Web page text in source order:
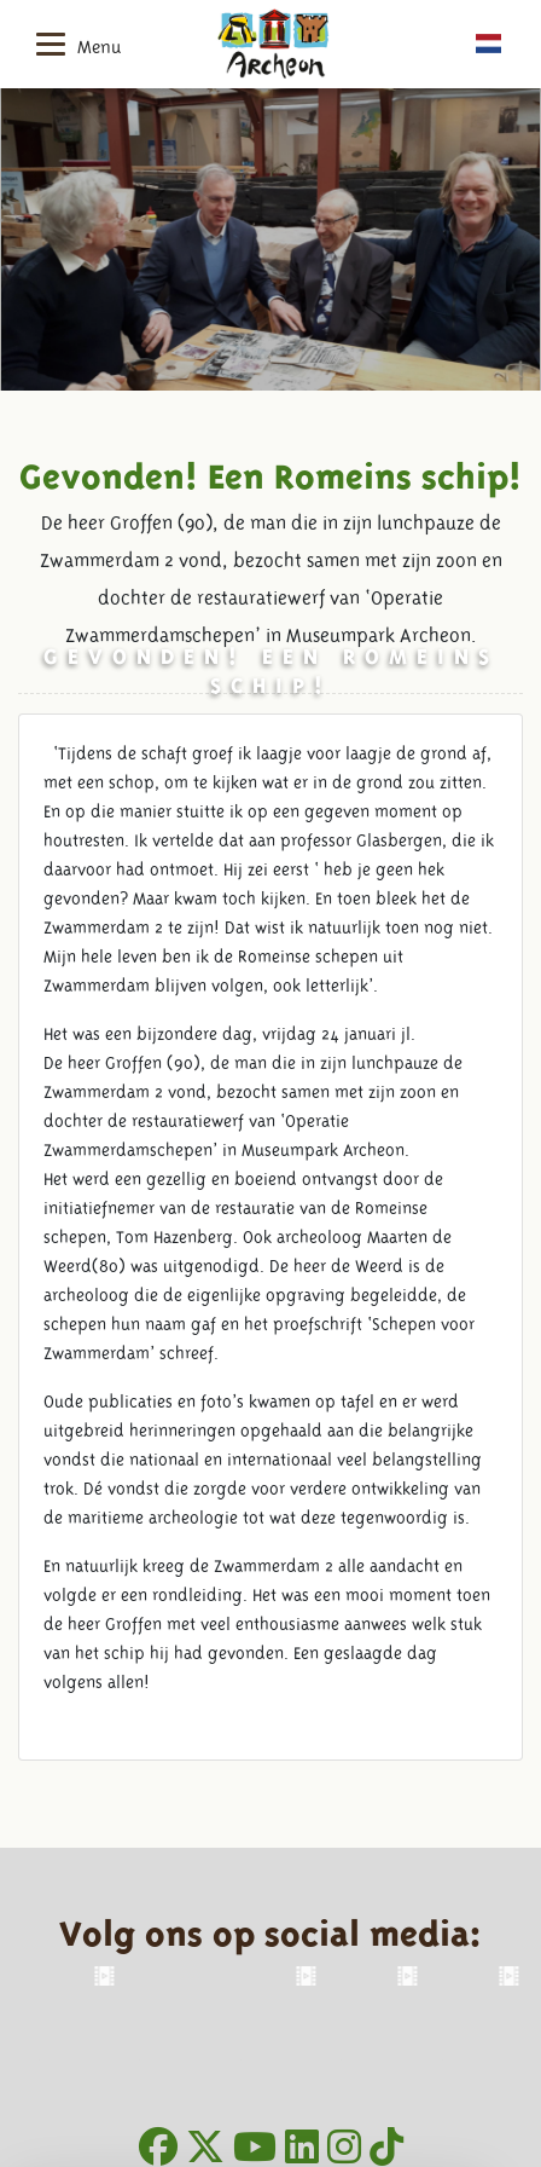
Menu
GEVONDEN! EEN ROMEINS
SCHIP!
Gevonden! Een Romeins schip!
De heer Groffen (90), de man die in zijn lunchpauze de
Zwammerdam 2 vond, bezocht samen met zijn zoon en
dochter de restauratiewerf van ‘Operatie
Zwammerdamschepen’ in Museumpark Archeon.
‘Tijdens de schaft groef ik laagje voor laagje de grond af,
met een schop, om te kijken wat er in de grond zou zitten.
En op die manier stuitte ik op een gegeven moment op
houtresten. Ik vertelde dat aan professor Glasbergen, die ik
daarvoor had ontmoet. Hij zei eerst ‘ heb je geen hek
gevonden? Maar kwam toch kijken. En toen bleek het de
Zwammerdam 2 te zijn! Dat wist ik natuurlijk toen nog niet.
Mijn hele leven ben ik de Romeinse schepen uit
Zwammerdam blijven volgen, ook letterlijk’.
Het was een bijzondere dag, vrijdag 24 januari jl.
De heer Groffen (90), de man die in zijn lunchpauze de
Zwammerdam 2 vond, bezocht samen met zijn zoon en
dochter de restauratiewerf van ‘Operatie
Zwammerdamschepen’ in Museumpark Archeon.
Het werd een gezellig en boeiend ontvangst door de
initiatiefnemer van de restauratie van de Romeinse
schepen, Tom Hazenberg. Ook archeoloog Maarten de
Weerd(80) was uitgenodigd. De heer de Weerd is de
archeoloog die de eigenlijke opgraving begeleidde, de
schepen hun naam gaf en het proefschrift ‘Schepen voor
Zwammerdam’ schreef.
Oude publicaties en foto’s kwamen op tafel en er werd
uitgebreid herinneringen opgehaald aan die belangrijke
vondst die nationaal en internationaal veel belangstelling
trok. Dé vondst die zorgde voor verdere ontwikkeling van
de maritieme archeologie tot wat deze tegenwoordig is.
En natuurlijk kreeg de Zwammerdam 2 alle aandacht en
volgde er een rondleiding. Het was een mooi moment toen
de heer Groffen met veel enthousiasme aanwees welk stuk
van het schip hij had gevonden. Een geslaagde dag
volgens allen!
Volg ons op social media: